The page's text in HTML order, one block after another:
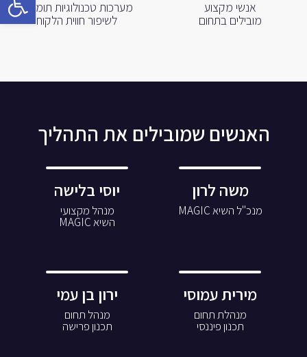
אנשי מקצוע
מובילים בתחום
מערכות טכנולוגיות תומכות
לשיפור חווית הלקוח
האנשים שמובילים את התהליך
משה לרון
מנכ"ל השיא MAGIC
יוסי בלישה
מנהל מקצועי
השיא MAGIC
מירית עמוסי
מנהלת תחום
תכנון פיננסי
ירון בן עמי
מנהל תחום
תכנון פרישה